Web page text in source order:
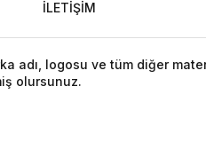
İLETİŞİM
adı, logosu ve tüm diğer
olursunuz.